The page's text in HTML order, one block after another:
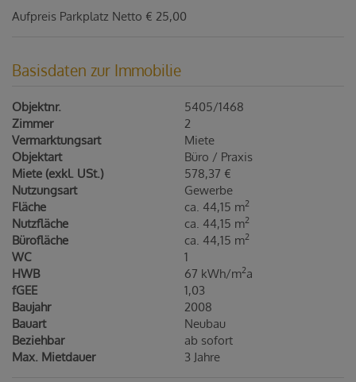
Aufpreis Parkplatz Netto € 25,00
Basisdaten zur Immobilie
Objektnr.
5405/1468
Zimmer
2
Vermarktungsart
Miete
Objektart
Büro / Praxis
Miete (exkl. USt.)
578,37 €
Nutzungsart
Gewerbe
Fläche
ca. 44,15 m2
Nutzfläche ca. 44,15 m2
Bürofläche ca. 44,15 m2
WC
1
HWB
67 kWh/m2a
fGEE
1,03
Baujahr
2008
Bauart
Neubau
Beziehbar
ab sofort
Max. Mietdauer
3 Jahre